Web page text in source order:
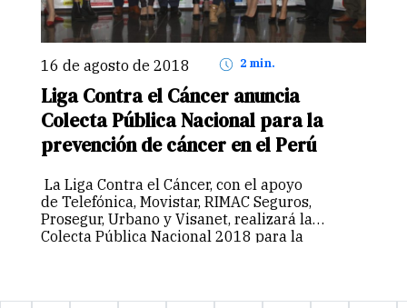
16 de agosto de 2018 2 min.
Liga Contra el Cáncer anuncia
Colecta Pública Nacional para la
prevención de cáncer en el Perú
La Liga Contra el Cáncer, con el apoyo
de Telefónica, Movistar, RIMAC Seguros,
Prosegur, Urbano y Visanet, realizará la
Colecta Pública Nacional 2018 para la